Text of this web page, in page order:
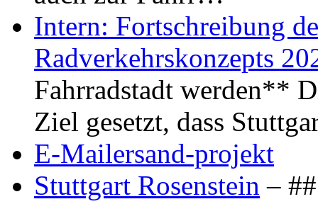
Intern: Fortschreibung
Radverkehrskonzepts
Fahrradstadt werden**
Ziel gesetzt, dass
E-Mailersand-projekt
Stuttgart Rosenstein –